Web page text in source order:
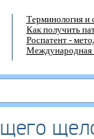
Терминология и
Как получить
Роспатент -
Международная